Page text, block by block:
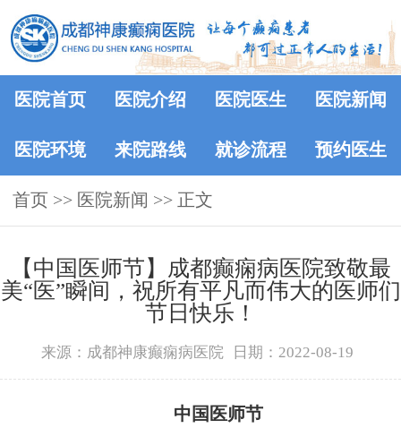
医院首页 医院介绍 医院医生 医院新闻
医院环境 来院路线 就诊流程 预约医生
首页 >> 医院新闻 >> 正文
【中国医师节】成都癫痫病医院致敬最
美“医”瞬间，祝所有平凡而伟大的医师们
节日快乐！
来源：成都神康癫痫病医院 日期：2022-08-19
中国医师节